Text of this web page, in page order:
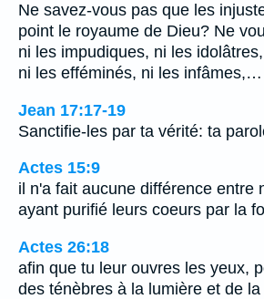
Ne savez-vous pas que les
point le royaume de Dieu? Ne
ni les impudiques, ni les
ni les efféminés, ni les infâmes,…
Jean 17:17-19
Sanctifie-les par ta vérité: ta
Actes 15:9
il n'a fait aucune différence entre
ayant purifié leurs coeurs par la
Actes 26:18
afin que tu leur ouvres les yeux,
des ténèbres à la lumière et de